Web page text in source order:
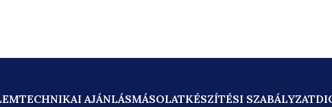
TECHNIKAI AJÁNLÁSMÁSOLATKÉSZÍTÉSI SZABÁLYZAT